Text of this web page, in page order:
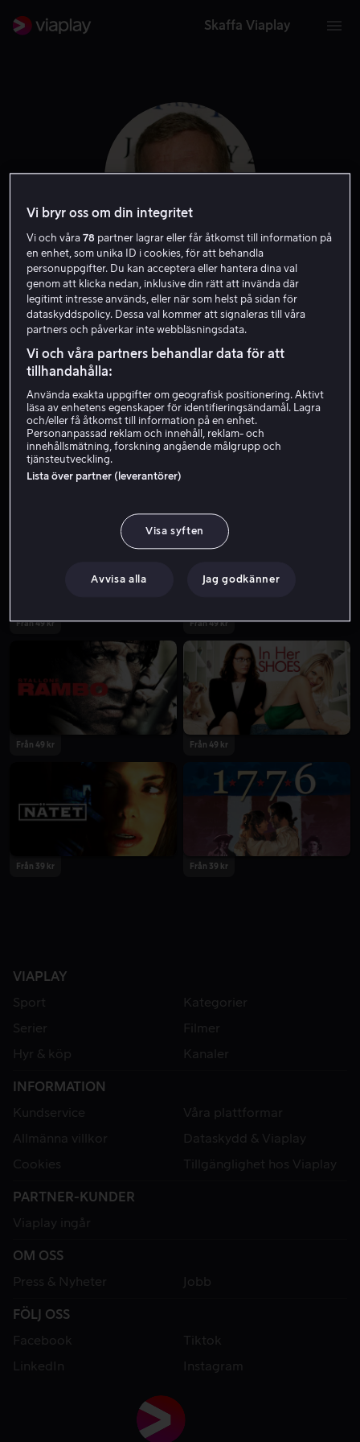
Skaffa Viaplay
Ken Howard
Skådespelare
Från 49 kr Från 49 kr
Från 49 kr Från 49 kr
Från 39 kr Från 39 kr
VIAPLAY
Sport
Kategorier
Serier
Filmer
Hyr & köp
Kanaler
INFORMATION
Kundservice
Våra plattformar
Allmänna villkor
Dataskydd & Viaplay
Cookies
Tillgänglighet hos Viaplay
PARTNER-KUNDER
Viaplay ingår
OM OSS
Press & Nyheter
Jobb
FÖLJ OSS
Facebook
Tiktok
LinkedIn
Instagram
Vi bryr oss om din integritet
Vi och våra78 partner lagrar eller får åtkomst till information på
en enhet, som unika ID i cookies, för att behandla
personuppgifter. Du kan acceptera eller hantera dina val
genom att klicka nedan, inklusive din rätt att invända där
legitimt intresse används, eller när som helst på sidan för
dataskyddspolicy. Dessa val kommer att signaleras till våra
partners och påverkar inte webbläsningsdata.
Vi och våra partners behandlar data för att
tillhandahålla:
Använda exakta uppgifter om geografisk positionering. Aktivt
läsa av enhetens egenskaper för identifieringsändamål. Lagra
och/eller få åtkomst till information på en enhet.
Personanpassad reklam och innehåll, reklam- och
innehållsmätning, forskning angående målgrupp och
tjänsteutveckling.
Lista över partner (leverantörer)
Visa syften
Avvisa alla Jag godkänner